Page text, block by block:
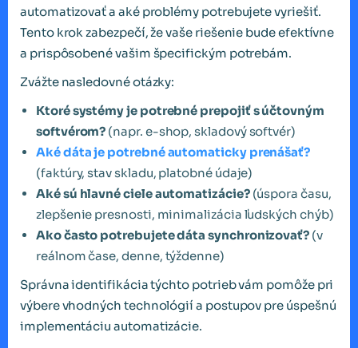
automatizovať a aké problémy potrebujete vyriešiť.
Tento krok zabezpečí, že vaše riešenie bude efektívne
a prispôsobené vašim špecifickým potrebám.
Zvážte nasledovné otázky:
Ktoré systémy je potrebné prepojiť s účtovným
softvérom? (napr. e-shop, skladový softvér)
Aké dáta je potrebné automaticky prenášať?
(faktúry, stav skladu, platobné údaje)
Aké sú hlavné ciele automatizácie?(úspora času,
zlepšenie presnosti, minimalizácia ľudských chýb)
Ako často potrebujete dáta synchronizovať? (v
reálnom čase, denne, týždenne)
Správna identifikácia týchto potrieb vám pomôže pri
výbere vhodných technológií a postupov pre úspešnú
implementáciu automatizácie.